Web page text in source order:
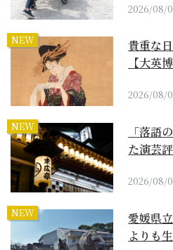
2026/08/
NEW
貴重な
【大英
2026/08/
NEW
「落語
た演芸
2026/08/
NEW
愛媛県
よりも